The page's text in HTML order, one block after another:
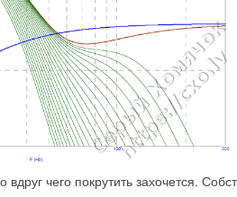
чего покрутить захочется.